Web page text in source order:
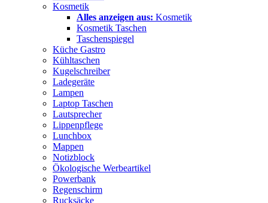
Kosmetik
Alles anzeigen aus: Kosmetik
Kosmetik Taschen
Taschenspiegel
Küche Gastro
Kühltaschen
Kugelschreiber
Ladegeräte
Lampen
Laptop Taschen
Lautsprecher
Lippenpflege
Lunchbox
Mappen
Notizblock
Ökologische Werbeartikel
Powerbank
Regenschirm
Rucksäcke